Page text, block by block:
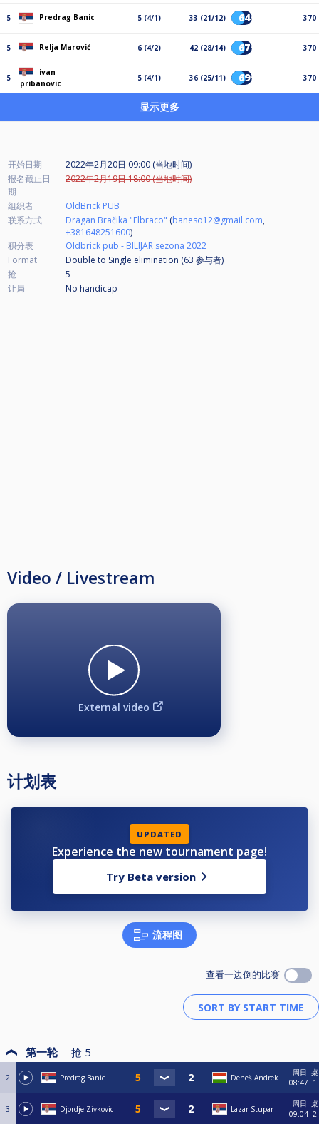
5 Predrag Banic 5 (4/1) 33 (21/12) 64% 370
5 Relja Marović 6 (4/2) 42 (28/14) 67% 370
5
ivan
pribanovic
5 (4/1) 36 (25/11) 69% 370
显示更多
开始日期
2022年2月20日 09:00 (当地时间)
报名截止日
期
2022年2月19日 18:00 (当地时间)
组织者
OldBrick PUB
联系方式
Dragan Bračika "Elbraco" (baneso12@gmail.com,
+381648251600)
积分表
Oldbrick pub - BILIJAR sezona 2022
Format
Double to Single elimination (63 参与者)
抢
5
让局
No handicap
Video / Livestream
External video
计划表
UPDATED
Experience the new tournament page!
Try Beta version
流程图
查看一边倒的比赛
第一轮 抢 5
2 Predrag Banic Deneš Andrek
周日
08:47
桌
1
3 Djordje Zivkovic Lazar Stupar
周日
09:04
桌
2